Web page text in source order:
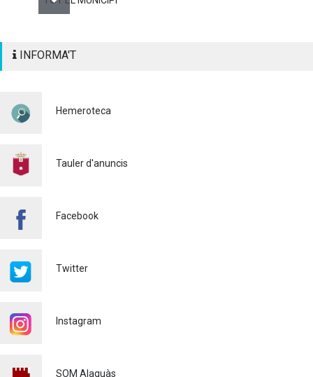
SENYALITZACIÓ
Policia 29/07/2026
A CONTROLAR LA
A ALAQUÀS
L'ESCOLA D'ESTIU, AL
INFORMA'T
Hemeroteca
Tauler d'anuncis
Facebook
Twitter
Instagram
SOM Alaquàs